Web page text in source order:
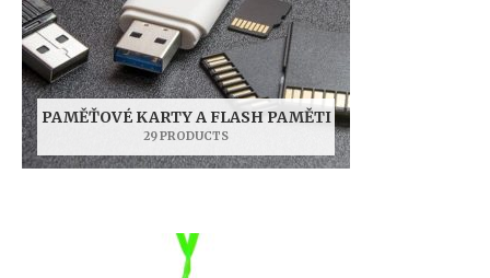
PAMĚŤOVÉ KARTY A FLASH PAMĚTI
29 PRODUCTS